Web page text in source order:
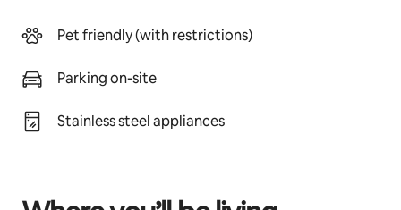
Pet friendly (with restrictions)
Parking on-site
Stainless steel appliances